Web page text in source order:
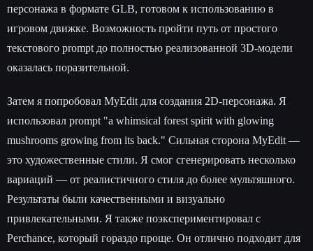
персонажа в формате GLB, готовом к использованию в
игровом движке. Возможность пройти путь от простого
текстового prompt до полностью реализованной 3D-модели
оказалась поразительной.
Затем я попробовал MyEdit для создания 2D-персонажа. Я
использовал prompt "a whimsical forest spirit with glowing
mushrooms growing from its back." Сильная сторона MyEdit —
это художественные стили. Я смог сгенерировать несколько
вариаций — от реалистичного стиля до более мультяшного.
Результаты были качественными и визуально
привлекательными. Я также поэкспериментировал с
Perchance, который гораздо проще. Он отлично подходит для